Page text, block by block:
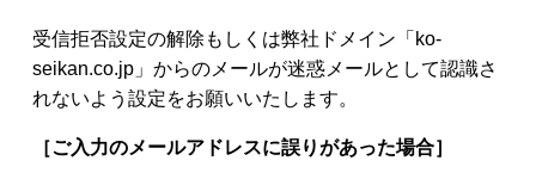
受信拒否設定の解除もしくは弊社ドメイン「ko-
seikan.co.jp」からのメールが迷惑メールとして認識さ
れないよう設定をお願いいたします。
［ご入力のメールアドレスに誤りがあった場合］